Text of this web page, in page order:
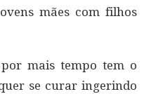
mães com filhos
mais tempo tem o
se curar ingerindo